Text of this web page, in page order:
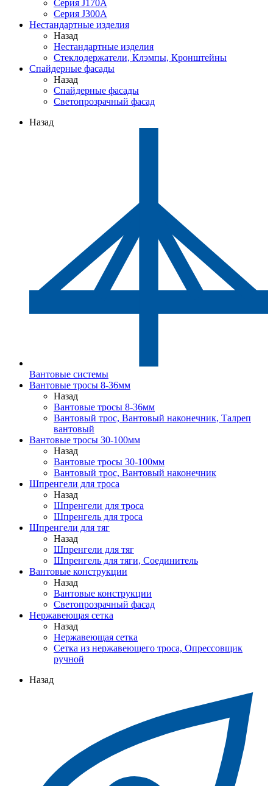
Серия J170A
Серия J300A
Нестандартные изделия
Назад
Нестандартные изделия
Стеклодержатели, Клэмпы, Кронштейны
Спайдерные фасады
Назад
Спайдерные фасады
Светопрозрачный фасад
Назад
Вантовые системы
Вантовые тросы 8-36мм
Назад
Вантовые тросы 8-36мм
Вантовый трос, Вантовый наконечник, Талреп
вантовый
Вантовые тросы 30-100мм
Назад
Вантовые тросы 30-100мм
Вантовый трос, Вантовый наконечник
Шпренгели для троса
Назад
Шпренгели для троса
Шпренгель для троса
Шпренгели для тяг
Назад
Шпренгели для тяг
Шпренгель для тяги, Соединитель
Вантовые конструкции
Назад
Вантовые конструкции
Светопрозрачный фасад
Нержавеющая сетка
Назад
Нержавеющая сетка
Сетка из нержавеющего троса, Опрессовщик
ручной
Назад